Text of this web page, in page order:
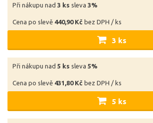
Při nákupu nad 3 ks sleva 3%
Cena po slevě 440,90 Kč bez DPH / ks
3 ks
Při nákupu nad 5 ks sleva 5%
Cena po slevě 431,80 Kč bez DPH / ks
5 ks